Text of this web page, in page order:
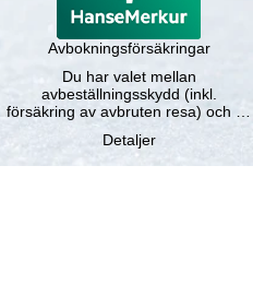
Avbokningsförsäkringar
Du har valet mellan
avbeställningsskydd (inkl.
försäkring av avbruten resa) och …
Detaljer